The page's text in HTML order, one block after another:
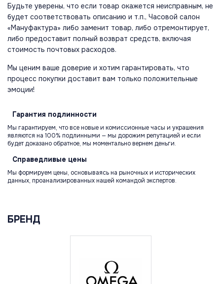
Будьте уверены, что если товар окажется неисправным, не
будет соответствовать описанию и т.п., Часовой салон
«Мануфактура» либо заменит товар, либо отремонтирует,
либо предоставит полный возврат средств, включая
стоимость почтовых расходов.
Мы ценим ваше доверие и хотим гарантировать, что
процесс покупки доставит вам только положительные
эмоции!
Гарантия подлинности
Мы гарантируем, что все новые и комиссионные часы и украшения
являются на 100% подлинными — мы дорожим репутацией и если
будет доказано обратное, мы моментально вернем деньги.
Справедливые цены
Мы формируем цены, основываясь на рыночных и исторических
данных, проанализированных нашей командой экспертов.
БРЕНД